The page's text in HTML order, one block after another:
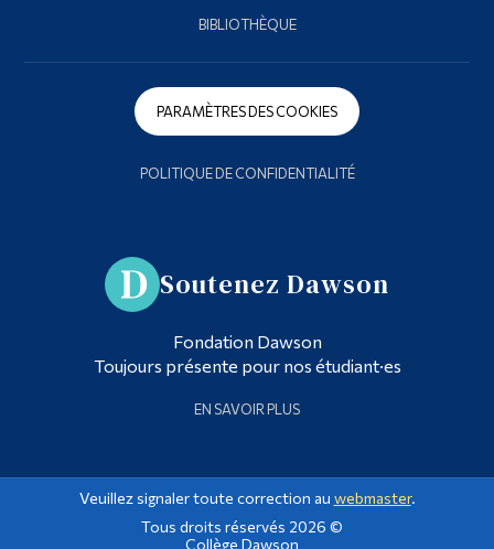
BIBLIOTHÈQUE
PARAMÈTRES DES COOKIES
POLITIQUE DE CONFIDENTIALITÉ
Soutenez Dawson
Fondation Dawson
Toujours présente pour nos étudiant·es
EN SAVOIR PLUS
Veuillez signaler toute correction au webmaster.
Tous droits réservés 2026 ©
Collège Dawson